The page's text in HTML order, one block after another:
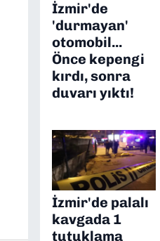
İzmir'de
'durmayan'
otomobil...
Önce kepengi
kırdı, sonra
duvarı yıktı!
İzmir'de palalı
kavgada 1
tutuklama